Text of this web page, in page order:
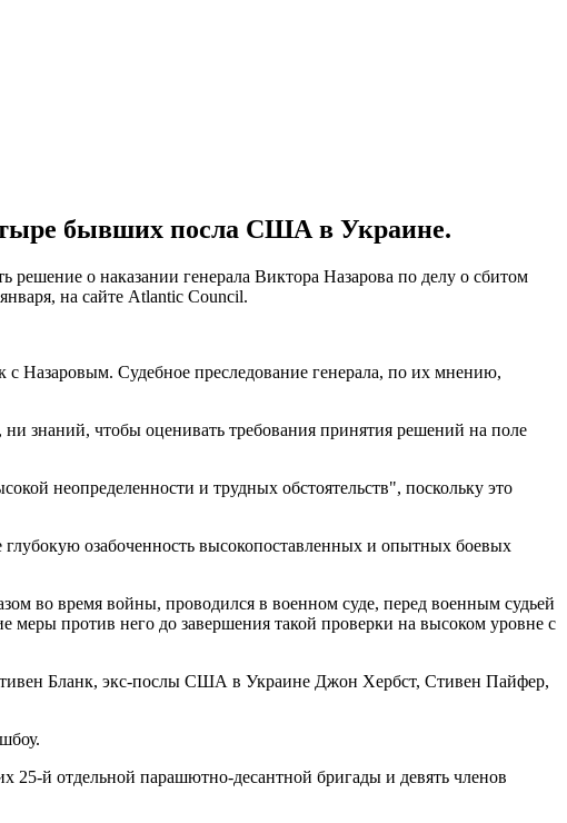
бывших посла США в Украине.
о наказании генерала Виктора Назарова по делу о сбитом
на сайте Atlantic Council.
Назаровым. Судебное преследование генерала, по их мнению,
знаний, чтобы оценивать требования принятия решений на поле
неопределенности и трудных обстоятельств", поскольку это
озабоченность высокопоставленных и опытных боевых
во время войны, проводился в военном суде, перед военным судьей
против него до завершения такой проверки на высоком уровне с
Бланк, экс-послы США в Украине Джон Хербст, Стивен Пайфер,
25-й отдельной парашютно-десантной бригады и девять членов